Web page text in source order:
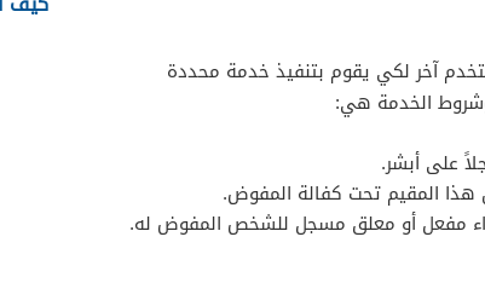
آخر لكي يقوم بتنفيذ خدمة محددة
الخدمة هي:
على أبشر.
المقيم تحت كفالة المفوض.
مفعل أو معلق مسجل للشخص المفوض له.